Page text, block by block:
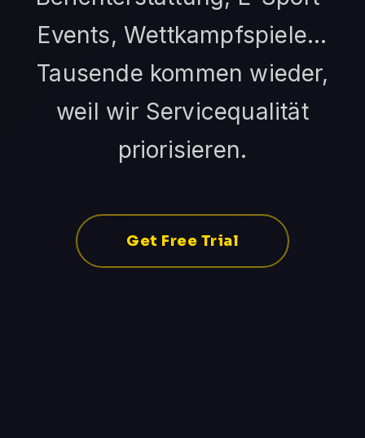
Events, Wettkampfspiele...
Tausende kommen wieder,
weil wir Servicequalität
priorisieren.
Get Free Trial